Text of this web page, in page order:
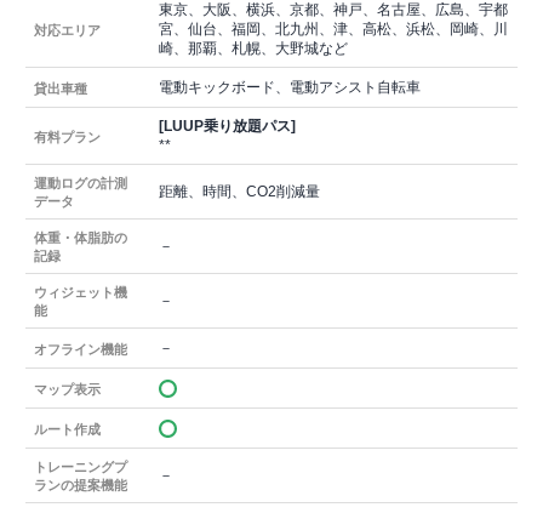
対応エリア
東京、大阪、横浜、京都、神戸、名古屋、広島、宇都
宮、仙台、福岡、北九州、津、高松、浜松、岡崎、川
崎、那覇、札幌、大野城など
貸出車種 電動キックボード、電動アシスト自転車
有料プラン
[LUUP乗り放題パス]
**
運動ログの計測
データ
距離、時間、CO2削減量
体重・体脂肪の
記録
－
ウィジェット機
能
－
オフライン機能 －
マップ表示
ルート作成
トレーニングプ
ランの提案機能
－